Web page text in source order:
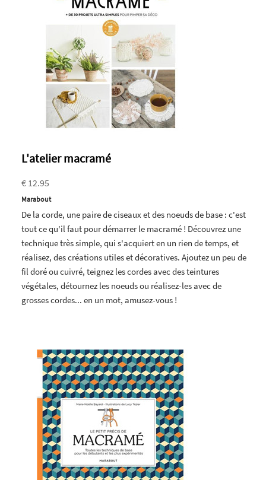
L'atelier macramé
€ 12.95
Marabout
De la corde, une paire de ciseaux et des noeuds de base : c'est
tout ce qu'il faut pour démarrer le macramé ! Découvrez une
technique très simple, qui s'acquiert en un rien de temps, et
réalisez, des créations utiles et décoratives. Ajoutez un peu de
fil doré ou cuivré, teignez les cordes avec des teintures
végétales, détournez les noeuds ou réalisez-les avec de
grosses cordes... en un mot, amusez-vous !